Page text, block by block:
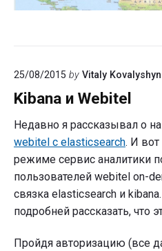
25/08/2015 by Vitaly Kovalyshyn
Kibana и Webitel
Недавно я рассказывал о
webitel с elasticsearch. И
режиме сервис аналитики
пользователей webitel on-
связка elasticsearch и
подробней рассказать, что
Пройдя авторизацию (все